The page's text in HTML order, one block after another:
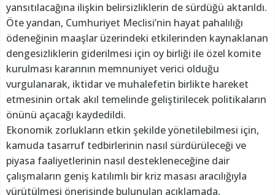
yansıtılacağına ilişkin belirsizliklerin de sürdüğü aktarıldı.
Öte yandan, Cumhuriyet Meclisi’nin hayat pahalılığı
ödeneğinin maaşlar üzerindeki etkilerinden kaynaklanan
dengesizliklerin giderilmesi için oy birliği ile özel komite
kurulması kararının memnuniyet verici olduğu
vurgulanarak, iktidar ve muhalefetin birlikte hareket
etmesinin ortak akıl temelinde geliştirilecek politikaların
önünü açacağı kaydedildi.
Ekonomik zorlukların etkin şekilde yönetilebilmesi için,
kamuda tasarruf tedbirlerinin nasıl sürdürüleceği ve
piyasa faaliyetlerinin nasıl destekleneceğine dair
çalışmaların geniş katılımlı bir kriz masası aracılığıyla
yürütülmesi önerisinde bulunulan açıklamada,